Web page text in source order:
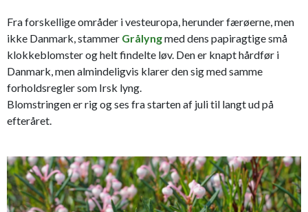
Fra forskellige områder i vesteuropa, herunder færøerne, men
ikke Danmark, stammer Grålyngmed dens papiragtige små
klokkeblomster og helt findelte løv. Den er knapt hårdfør i
Danmark, men almindeligvis klarer den sig med samme
forholdsregler som Irsk lyng.
Blomstringen er rig og ses fra starten af juli til langt ud på
efteråret.